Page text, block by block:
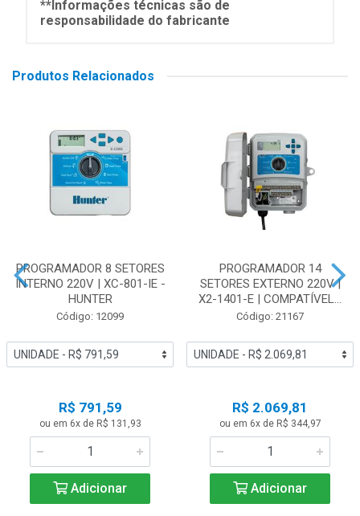
**Informações técnicas são de
responsabilidade do fabricante
Produtos Relacionados
PROGRAMADOR 8 SETORES
INTERNO 220V | XC-801-IE -
HUNTER
Código: 12099
R$ 791,59
ou em 6x de R$ 131,93
Adicionar
PROGRAMADOR 14
SETORES EXTERNO 220V |
X2-1401-E | COMPATÍVEL...
Código: 21167
R$ 2.069,81
ou em 6x de R$ 344,97
Adicionar